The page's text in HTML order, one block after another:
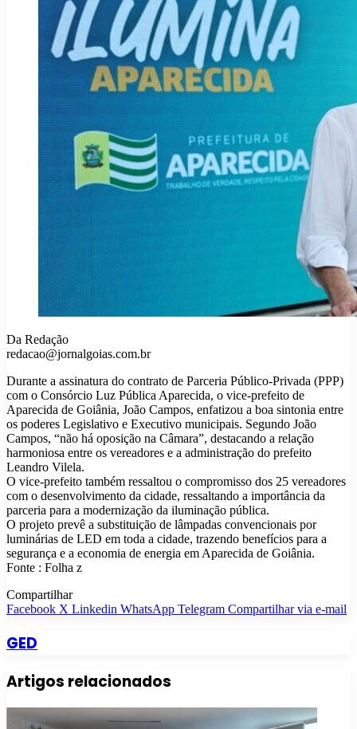
Da Redação
redacao@jornalgoias.com.br
Durante a assinatura do contrato de Parceria Público-Privada (PPP)
com o Consórcio Luz Pública Aparecida, o vice-prefeito de
Aparecida de Goiânia, João Campos, enfatizou a boa sintonia entre
os poderes Legislativo e Executivo municipais. Segundo João
Campos, “não há oposição na Câmara”, destacando a relação
harmoniosa entre os vereadores e a administração do prefeito
Leandro Vilela.
O vice-prefeito também ressaltou o compromisso dos 25 vereadores
com o desenvolvimento da cidade, ressaltando a importância da
parceria para a modernização da iluminação pública.
O projeto prevê a substituição de lâmpadas convencionais por
luminárias de LED em toda a cidade, trazendo benefícios para a
segurança e a economia de energia em Aparecida de Goiânia.
Fonte : Folha z
Compartilhar
Facebook X Linkedin WhatsApp Telegram Compartilhar via e-mail
GED
Artigos relacionados